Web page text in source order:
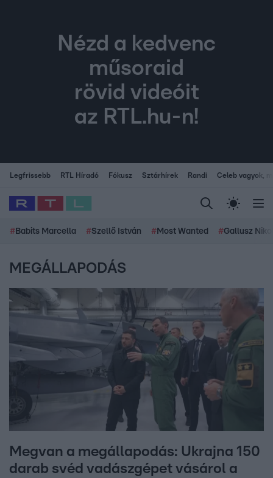
Nézd a kedvenc
műsoraid
rövid videóit
az RTL.hu-n!
Legfrissebb RTL Híradó Fókusz Sztárhírek Randi Celeb vagyok,
# Babits Marcella #Szellő István # Most Wanted #Gallusz
MEGÁLLAPODÁS
Megvan a megállapodás: Ukrajna 150
darab svéd vadászgépet vásárol a